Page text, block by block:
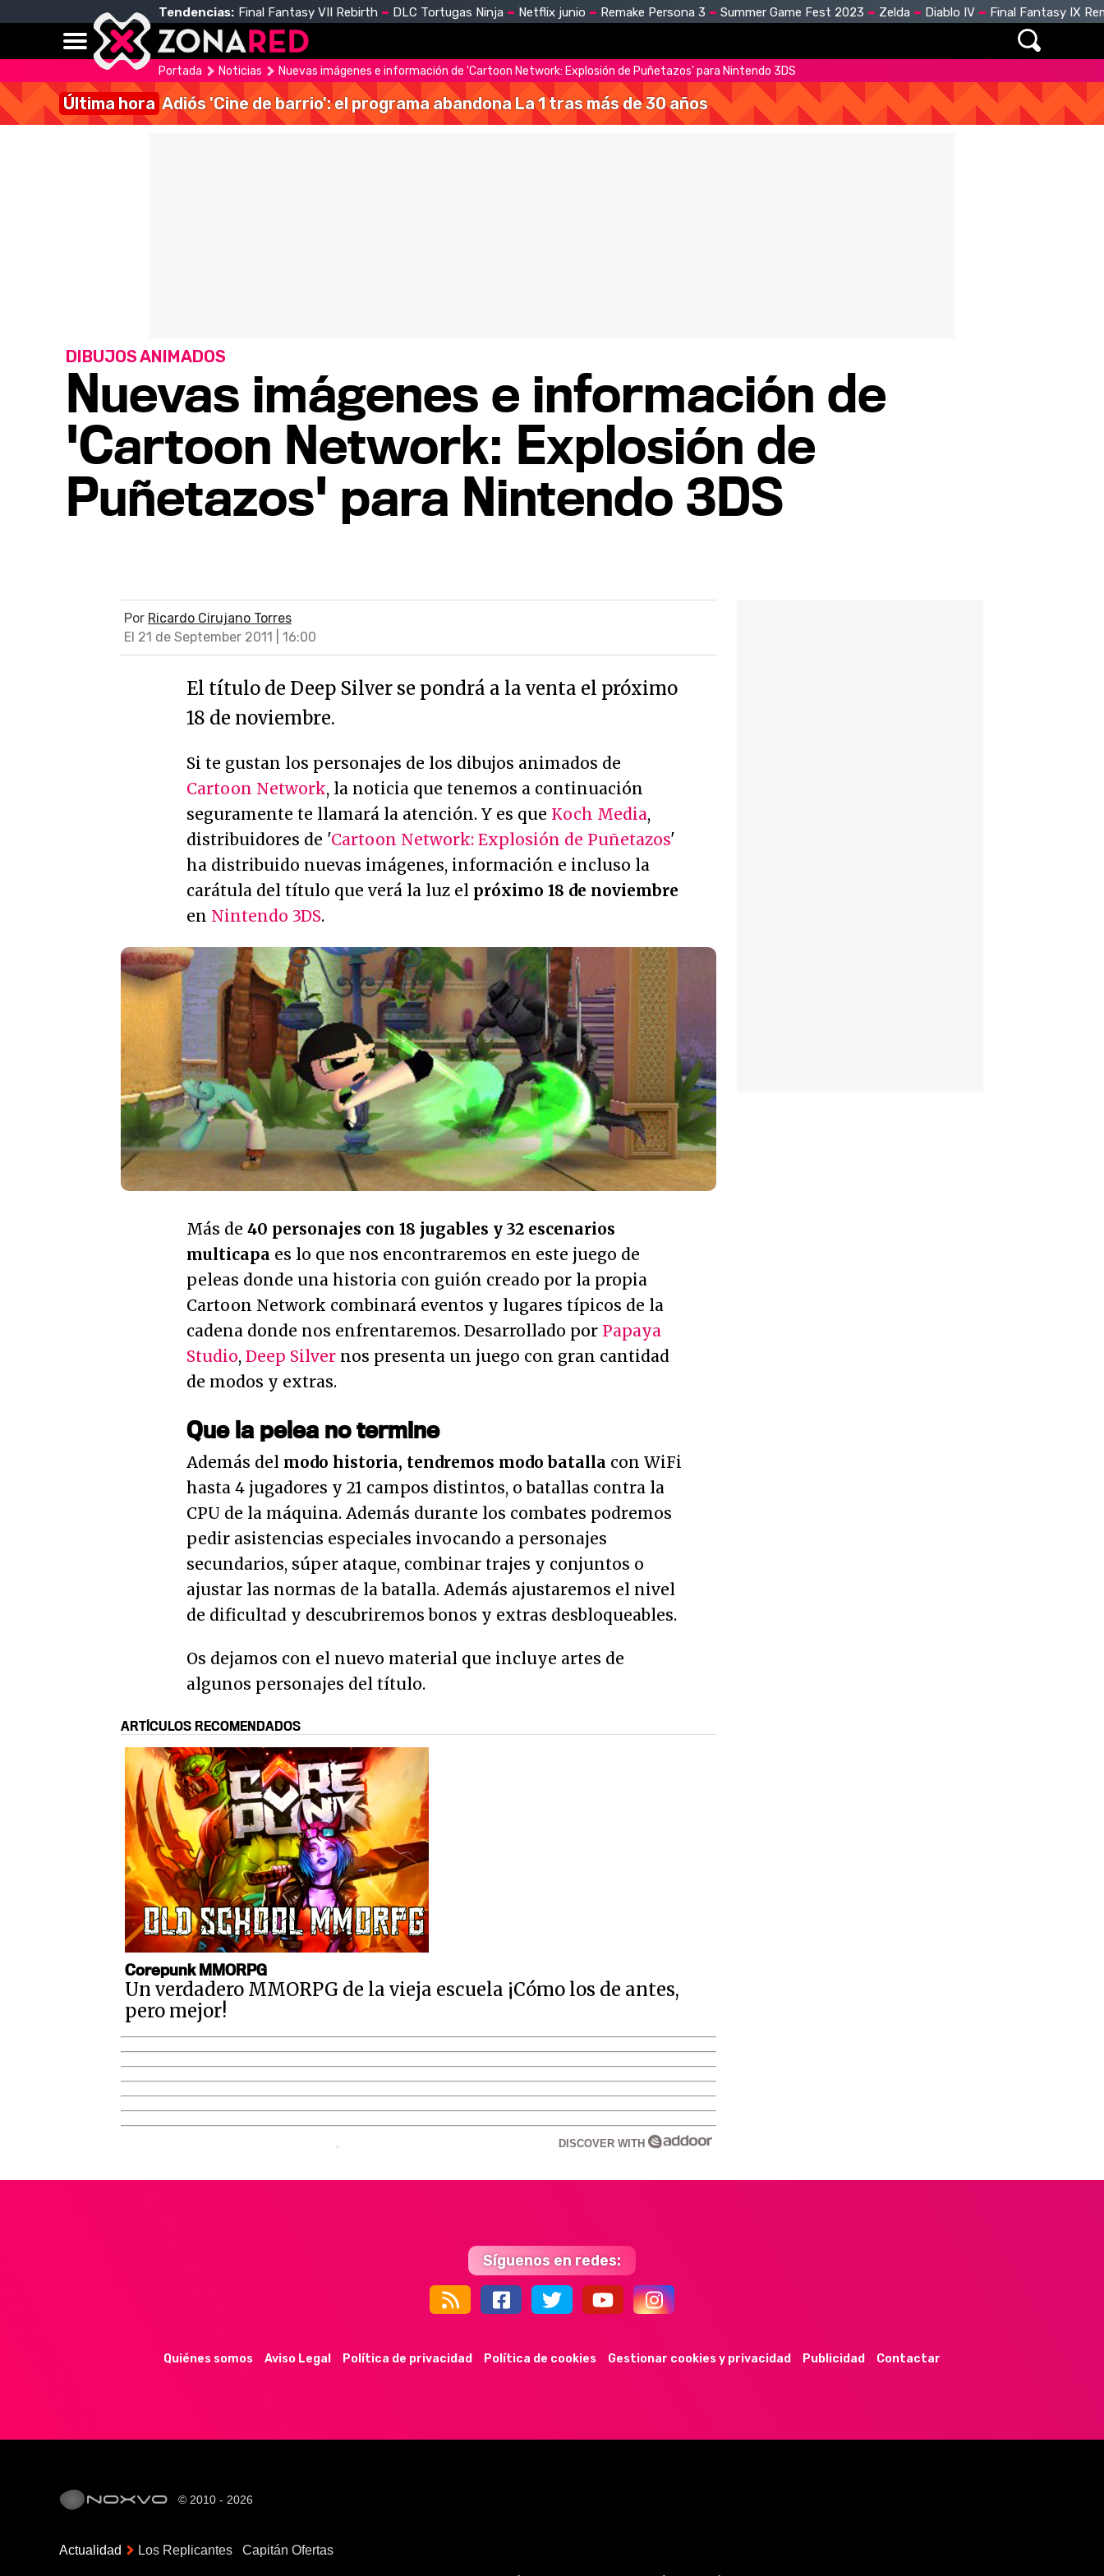
Tendencias: Final Fantasy VII Rebirth DLC Tortugas Ninja Netflix junio Remake Persona 3 Summer Game Fest 2023 Zelda Diablo IV Final Fantasy IX
Portada Noticias Nuevas imágenes e información de 'Cartoon Network: Explosión de Puñetazos' para Nintendo 3DS
Última hora Adiós 'Cine de barrio': el programa abandona La 1 tras más de 30 años
Nuevas imágenes e información de
'Cartoon Network: Explosión de
Puñetazos' para Nintendo 3DS
DIBUJOS ANIMADOS
Por Ricardo Cirujano Torres
El 21 de September 2011 | 16:00
El título de Deep Silver se pondrá a la venta el próximo
18 de noviembre.
Si te gustan los personajes de los dibujos animados de
Cartoon Network, la noticia que tenemos a continuación
seguramente te llamará la atención. Y es que Koch Media,
distribuidores de 'Cartoon Network: Explosión de Puñetazos'
ha distribuido nuevas imágenes, información e incluso la
carátula del título que verá la luz el próximo 18 de noviembre
en Nintendo 3DS.
Más de 40 personajes con 18 jugables y 32 escenarios
multicapa es lo que nos encontraremos en este juego de
peleas donde una historia con guión creado por la propia
Cartoon Network combinará eventos y lugares típicos de la
cadena donde nos enfrentaremos. Desarrollado por Papaya
Studio, Deep Silver nos presenta un juego con gran cantidad
de modos y extras.
Que la pelea no termine
Además del modo historia, tendremos modo batalla con WiFi
hasta 4 jugadores y 21 campos distintos, o batallas contra la
CPU de la máquina. Además durante los combates podremos
pedir asistencias especiales invocando a personajes
secundarios, súper ataque, combinar trajes y conjuntos o
ajustar las normas de la batalla. Además ajustaremos el nivel
de dificultad y descubriremos bonos y extras desbloqueables.
Os dejamos con el nuevo material que incluye artes de
algunos personajes del título.
ARTÍCULOS RECOMENDADOS
Corepunk MMORPG
Un verdadero MMORPG de la vieja escuela ¡Cómo los de antes,
pero mejor!
DISCOVER WITH
Síguenos en redes:
Quiénes somos Aviso Legal Política de privacidad Política de cookies Gestionar cookies y privacidad Publicidad Contactar
© 2010 - 2026
Actualidad Los Replicantes Capitán Ofertas